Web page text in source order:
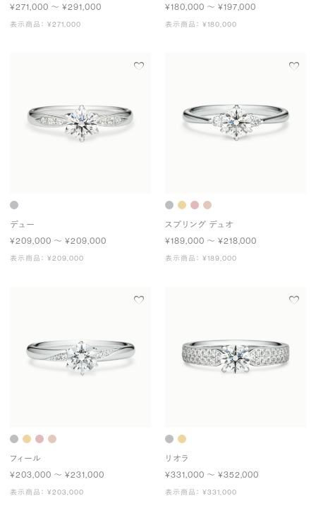
¥271,000 〜 ¥291,000
表示商品： ¥271,000
¥180,000 〜 ¥197,000
表示商品： ¥180,000
デュー
¥209,000 〜 ¥209,000
表示商品： ¥209,000
スプリング デュオ
¥189,000 〜 ¥218,000
表示商品： ¥189,000
フィール
¥203,000 〜 ¥231,000
表示商品： ¥203,000
リオラ
¥331,000 〜 ¥352,000
表示商品： ¥331,000